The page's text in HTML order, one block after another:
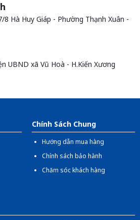
8 Hà Huy Giáp - Phường Thạnh Xuân -
UBND xã Vũ Hoà - H.Kiến Xương
51 Tổ 3 - Ấp Đồng - Phước Tân -
Chính Sách Chung
Hướng dẫn mua hàng
Chính sách bảo hành
Chăm sóc khách hàng